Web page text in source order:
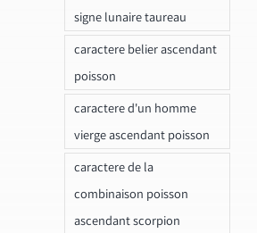
signe lunaire taureau
caractere belier ascendant
poisson
caractere d'un homme
vierge ascendant poisson
caractere de la
combinaison poisson
ascendant scorpion